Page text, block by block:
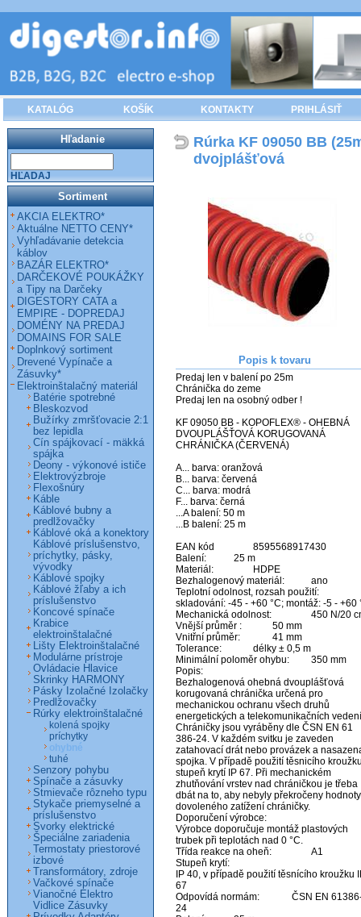
KATALÓG KOŠÍK KONTAKTY PRIHLÁSIŤ
Rúrka KF 09050 BB
dvojplášťová
Popis k tovaru
Predaj len v balení po 25m
Chránička do zeme
Predaj len na osobný odber !
KF 09050 BB - KOPOFLEX® - OHEBNÁ
DVOUPLÁŠŤOVÁ KORUGOVANÁ
CHRÁNIČKA (ČERVENÁ)
A... barva: oranžová
B... barva: červená
C... barva: modrá
F... barva: černá
...A balení: 50 m
...B balení: 25 m
EAN kód	 	8595568917430
Balení:	 	25 m
Materiál:	 	HDPE
Bezhalogenový materiál:	 	ano
Teplotní odolnost, rozsah použití:
skladování: -45 - +60 °C; montáž: -5 - +60
Mechanická odolnost:	 	450 N/20 cm
Vnější průměr :	 	50 mm
Vnitřní průměr:	 	41 mm
Tolerance:	 	délky ± 0,5 m
Minimální poloměr ohybu:	 	350 mm
Popis:
Bezhalogenová ohebná dvouplášťová
korugovaná chránička určená pro
mechanickou ochranu všech druhů
energetických a telekomunikačních
Chráničky jsou vyráběny dle ČSN EN 61
386-24. V každém svitku je zaveden
zatahovací drát nebo provázek a
spojka. V případě použití těsnicího
stupeň krytí IP 67. Při mechanickém
zhutňování vrstev nad chráničkou je třeba
dbát na to, aby nebyly překročeny hodnoty
dovoleného zatížení chráničky.
Doporučení výrobce:
Výrobce doporučuje montáž plastových
trubek při teplotách nad 0 °C.
Třída reakce na oheň:	 	A1
Stupeň krytí:
IP 40, v případě použití těsnícího kroužku
67
Odpovídá normám:	 	ČSN EN 61386-
24
Hľadanie
HĽADAJ
Sortiment
AKCIA ELEKTRO*
Aktuálne NETTO CENY*
Vyhľadávanie detekcia
káblov
BAZÁR ELEKTRO*
DARČEKOVÉ POUKÁŽKY
a Tipy na Darčeky
DIGESTORY CATA a
EMPIRE - DOPREDAJ
DOMÉNY NA PREDAJ
DOMAINS FOR SALE
Doplnkový sortiment
Drevené Vypínače a
Zásuvky*
Elektroinštalačný materiál
Batérie spotrebné
Bleskozvod
Bužírky zmršťovacie 2:1
bez lepidla
Cín spájkovací - mäkká
spájka
Deony - výkonové ističe
Elektrovýzbroje
Flexošnúry
Káble
Káblové bubny a
predlžovačky
Káblové oká a konektory
Káblové príslušenstvo,
príchytky, pásky,
vývodky
Káblové spojky
Káblové žľaby a ich
príslušenstvo
Koncové spínače
Krabice
elektroinštalačné
Lišty Elektroinštalačné
Modulárne prístroje
Ovládacie Hlavice
Skrinky HARMONY
Pásky Izolačné Izolačky
Predlžovačky
Rúrky elektroinštalačné
kolená spojky
príchytky
ohybné
tuhé
Senzory pohybu
Spínače a zásuvky
Stmievače rôzneho typu
Stykače priemyselné a
príslušenstvo
Svorky elektrické
Špeciálne zariadenia
Termostaty priestorové
izbové
Transformátory, zdroje
Vačkové spínače
Vianočné Elektro
Vidlice Zásuvky